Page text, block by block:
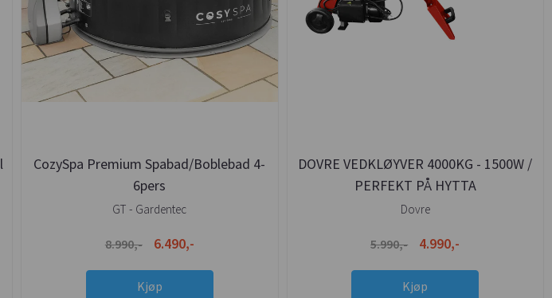
CozySpa Premium Spabad/Boblebad 4-
6pers
GT - Gardentec
8.990,- 6.490,-
Kjøp
DOVRE VEDKLØYVER 4000KG - 1500W /
PERFEKT PÅ HYTTA
Dovre
5.990,- 4.990,-
Kjøp